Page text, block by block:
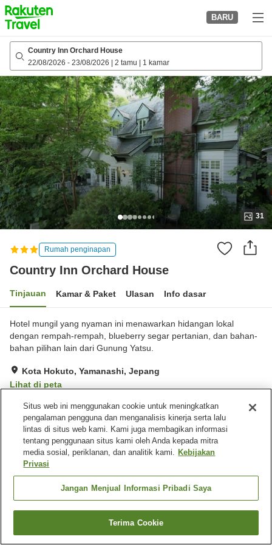
to
top
page
BARU
Country Inn Orchard House
22/08/2026 - 23/08/2026 2 tamu 1 kamar
31
Rumah penginapan
Country Inn Orchard House
Tinjauan Kamar & Paket Ulasan Info dasar
Hotel mungil yang nyaman ini menawarkan hidangan lokal
dengan rempah-rempah, blueberry segar pertanian, dan bahan-
bahan pilihan lain dari Gunung Yatsu.
Kota Hokuto, Yamanashi, Jepang
Lihat di peta
Luar biasa Ulasan:13
Fasilitas properti
Wi-Fi
Restoran
Lounge
Beranda Jepang Yamanashi
Kota Hokuto
Country Inn Orchard House
Cari kamar
Situs web ini menggunakan cookie untuk meningkatkan
pengalaman pengguna dan menganalisis kinerja serta lalu
lintas di situs web kami. Kami juga membagikan informasi
tentang penggunaan situs kami oleh Anda kepada mitra
media sosial, periklanan, dan analitik kami. Kebijakan
Privasi
Jangan Menjual Informasi Pribadi Saya
Terima Cookie